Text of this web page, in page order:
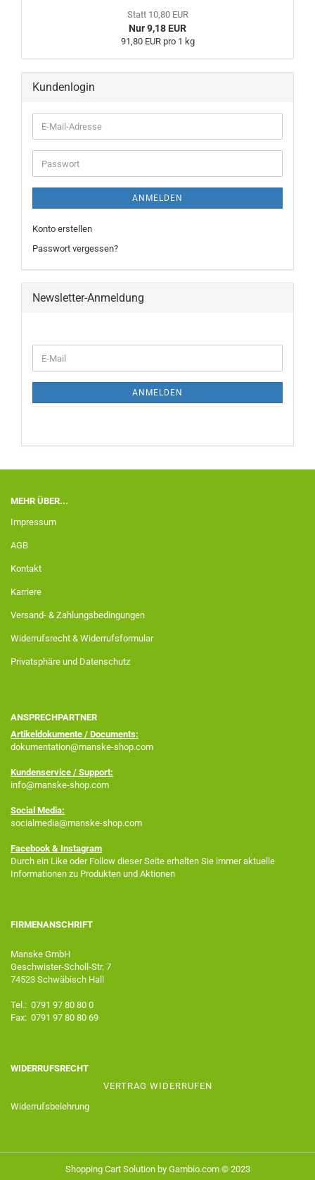
Statt 10,80 EUR
Nur 9,18 EUR
91,80 EUR pro 1 kg
Kundenlogin
ANMELDEN
Konto erstellen
Passwort vergessen?
Newsletter-Anmeldung
ANMELDEN
MEHR ÜBER...
Impressum
AGB
Kontakt
Karriere
Versand- & Zahlungsbedingungen
Widerrufsrecht & Widerrufsformular
Privatsphäre und Datenschutz
ANSPRECHPARTNER
Artikeldokumente / Documents:
dokumentation@manske-shop.com
Kundenservice / Support:
info@manske-shop.com
Social Media:
socialmedia@manske-shop.com
Facebook & Instagram
Durch ein Like oder Follow dieser Seite erhalten Sie immer aktuelle
Informationen zu Produkten und Aktionen
FIRMENANSCHRIFT
Manske GmbH
Geschwister-Scholl-Str. 7
74523 Schwäbisch Hall
Tel.: 0791 97 80 80 0
Fax: 0791 97 80 80 69
WIDERRUFSRECHT
VERTRAG WIDERRUFEN
Widerrufsbelehrung
Shopping Cart Solutionby Gambio.com © 2023